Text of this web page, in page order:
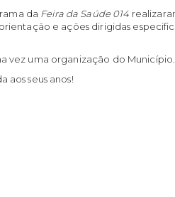
da Feira da Saúde 014
e ações dirigidas
vez uma organização do Município.
aos seus anos!